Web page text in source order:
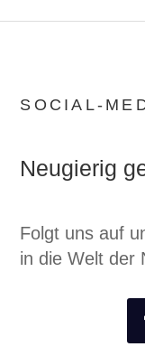
SOCIAL-
Neugierig
Folgt uns auf
in die Welt der